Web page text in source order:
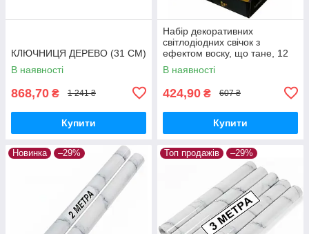
КЛЮЧНИЦЯ ДЕРЕВО (31 СМ)
В наявності
868,70 ₴ 1 241 ₴
Купити
Набір декоративних
світлодіодних свічок з
ефектом воску, що тане, 12
шт., живлення від батарейок
В наявності
424,90 ₴ 607 ₴
Купити
Новинка –29% Топ продажів –29%